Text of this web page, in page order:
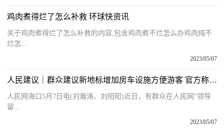
鸡肉煮得烂了怎么补救 环球快资讯
关于鸡肉煮得烂了怎么补救的内容,包含鸡肉煮不烂怎么办鸡肉炖不
烂怎...
2023/05/07
人民建议｜群众建议新地标增加房车设施方便游客 官方称可报批_新动态
人民网海口5月7日电(刘瀚涛、刘阳阳)近日，有群众在人民网“领导
留...
2023/05/07